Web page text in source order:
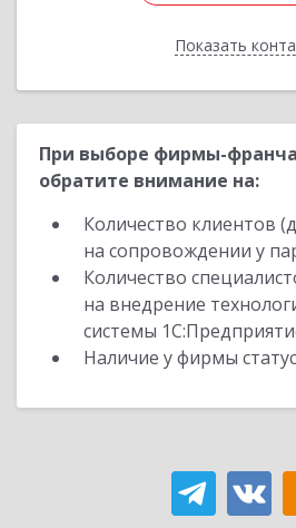
ПоказатьНазад
При выборе фирмы-
обратите внимание на:
Количество клиентов
на сопровождении у
Количество
на внедрение
системы
Наличие у фирмы